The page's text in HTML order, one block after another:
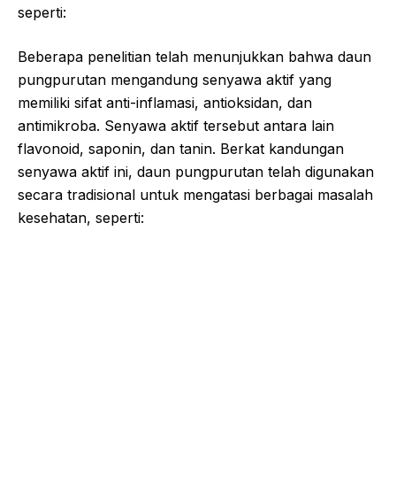
seperti:
Beberapa penelitian telah menunjukkan bahwa daun
pungpurutan mengandung senyawa aktif yang
memiliki sifat anti-inflamasi, antioksidan, dan
antimikroba. Senyawa aktif tersebut antara lain
flavonoid, saponin, dan tanin. Berkat kandungan
senyawa aktif ini, daun pungpurutan telah digunakan
secara tradisional untuk mengatasi berbagai masalah
kesehatan, seperti: